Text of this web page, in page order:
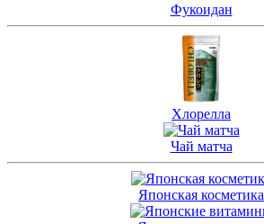
Фукоидан
Хлорелла
Чай матча
Японская косметика